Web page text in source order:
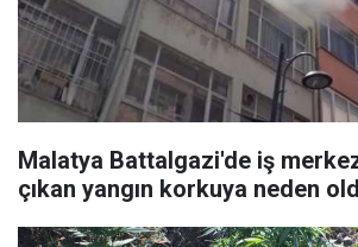
Malatya Battalgazi'de iş
çıkan yangın korkuya neden